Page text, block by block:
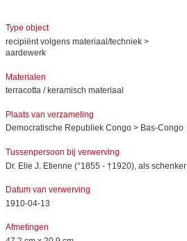
Type object
recipiënt volgens materiaal/techniek >
aardewerk
Materialen
terracotta / keramisch materiaal
Plaats van verzameling
Democratische Republiek Congo > Bas-Congo
Tussenpersoon bij verwerving
Dr. Elie J. Etienne (°1855 - †1920), als schenker
Datum van verwerving
1910-04-13
Afmetingen